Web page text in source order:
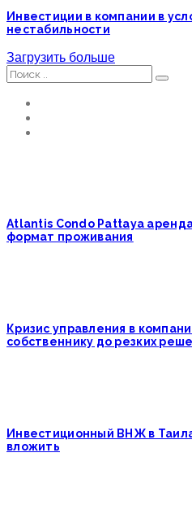
Инвестиции в компании в
нестабильности
Загрузить больше
Atlantis Condo Pattaya
формат проживания
Кризис управления в
собственнику до резких
Инвестиционный ВНЖ в
вложить